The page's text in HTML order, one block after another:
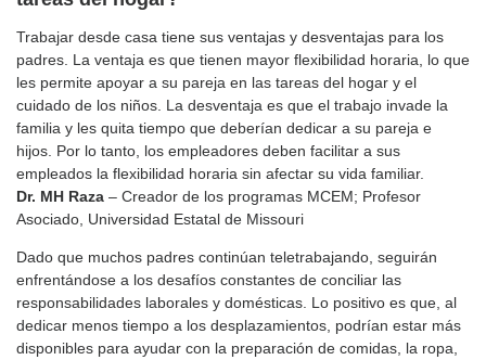
Trabajar desde casa tiene sus ventajas y desventajas para los
padres. La ventaja es que tienen mayor flexibilidad horaria, lo que
les permite apoyar a su pareja en las tareas del hogar y el
cuidado de los niños. La desventaja es que el trabajo invade la
familia y les quita tiempo que deberían dedicar a su pareja e
hijos. Por lo tanto, los empleadores deben facilitar a sus
empleados la flexibilidad horaria sin afectar su vida familiar.
Dr. MH Raza – Creador de los programas MCEM; Profesor
Asociado, Universidad Estatal de Missouri
Dado que muchos padres continúan teletrabajando, seguirán
enfrentándose a los desafíos constantes de conciliar las
responsabilidades laborales y domésticas. Lo positivo es que, al
dedicar menos tiempo a los desplazamientos, podrían estar más
disponibles para ayudar con la preparación de comidas, la ropa,